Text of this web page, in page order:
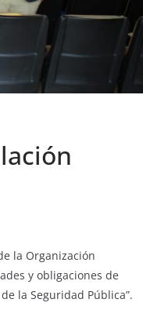
la Organización
y obligaciones de
la Seguridad Pública”.